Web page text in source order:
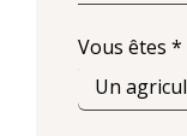
Vous êtes *